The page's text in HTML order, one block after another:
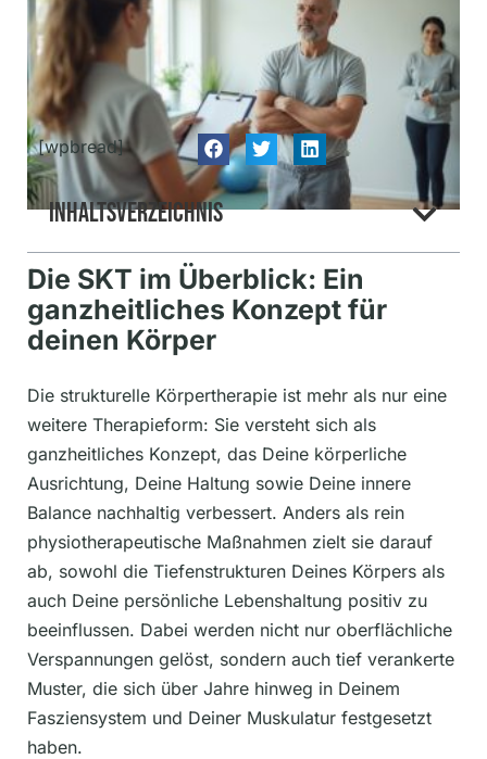
[wpbread]
Inhaltsverzeichnis
Die SKT im Überblick: Ein
ganzheitliches Konzept für
deinen Körper
Die strukturelle Körpertherapie ist mehr als nur eine
weitere Therapieform: Sie versteht sich als
ganzheitliches Konzept, das Deine körperliche
Ausrichtung, Deine Haltung sowie Deine innere
Balance nachhaltig verbessert. Anders als rein
physiotherapeutische Maßnahmen zielt sie darauf
ab, sowohl die Tiefenstrukturen Deines Körpers als
auch Deine persönliche Lebenshaltung positiv zu
beeinflussen. Dabei werden nicht nur oberflächliche
Verspannungen gelöst, sondern auch tief verankerte
Muster, die sich über Jahre hinweg in Deinem
Fasziensystem und Deiner Muskulatur festgesetzt
haben.